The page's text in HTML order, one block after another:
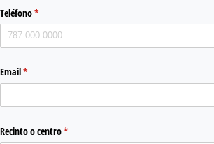
Teléfono*
(required)
Email*
(required)
Recinto o centro*
(required)